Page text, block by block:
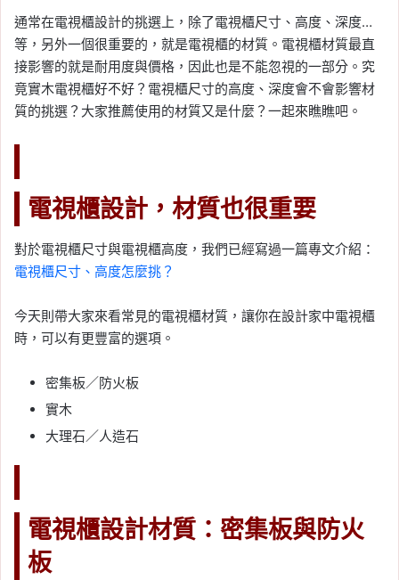
通常在電視櫃設計的挑選上，除了電視櫃尺寸、高度、深度…
等，另外一個很重要的，就是電視櫃的材質。電視櫃材質最直
接影響的就是耐用度與價格，因此也是不能忽視的一部分。究
竟實木電視櫃好不好？電視櫃尺寸的高度、深度會不會影響材
質的挑選？大家推薦使用的材質又是什麼？一起來瞧瞧吧。
電視櫃設計，材質也很重要
對於電視櫃尺寸與電視櫃高度，我們已經寫過一篇專文介紹：
電視櫃尺寸、高度怎麼挑？
今天則帶大家來看常見的電視櫃材質，讓你在設計家中電視櫃
時，可以有更豐富的選項。
密集板／防火板
實木
大理石／人造石
電視櫃設計材質：密集板與防火
板